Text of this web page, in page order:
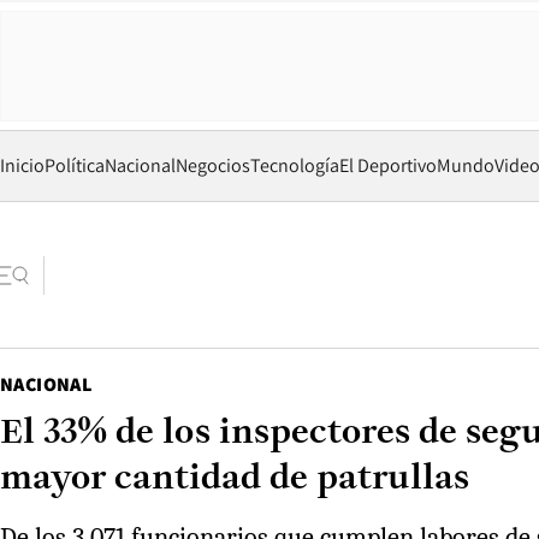
InicioPolíticaNacionalNegociosTecnologíaEl DeportivoMundo
NACIONAL
El 33% de los inspectores de
mayor cantidad de patrullas